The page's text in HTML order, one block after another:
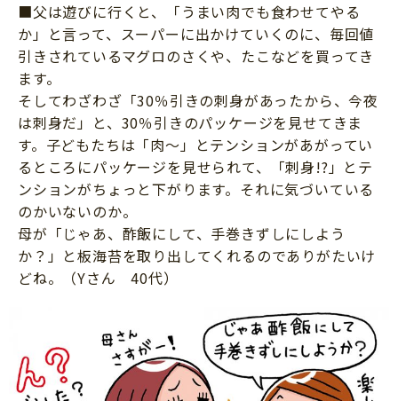
■父は遊びに行くと、「うまい肉でも食わせてやる
か」と言って、スーパーに出かけていくのに、毎回値
引きされているマグロのさくや、たこなどを買ってき
ます。
そしてわざわざ「30％引きの刺身があったから、今夜
は刺身だ」と、30％引きのパッケージを見せてきま
す。子どもたちは「肉～」とテンションがあがってい
るところにパッケージを見せられて、「刺身!?」とテ
ンションがちょっと下がります。それに気づいている
のかいないのか。
母が「じゃあ、酢飯にして、手巻きずしにしよう
か？」と板海苔を取り出してくれるのでありがたいけ
どね。（Yさん 40代）